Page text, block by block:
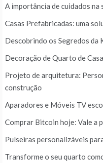
A importância de cuidados na
Casas Prefabricadas: uma
Descobrindo os Segredos da
Decoração de Quarto de
Projeto de arquitetura:
construção
Aparadores e Móveis TV
Comprar Bitcoin hoje: Vale a
Pulseiras personalizáveis
Transforme o seu quarto